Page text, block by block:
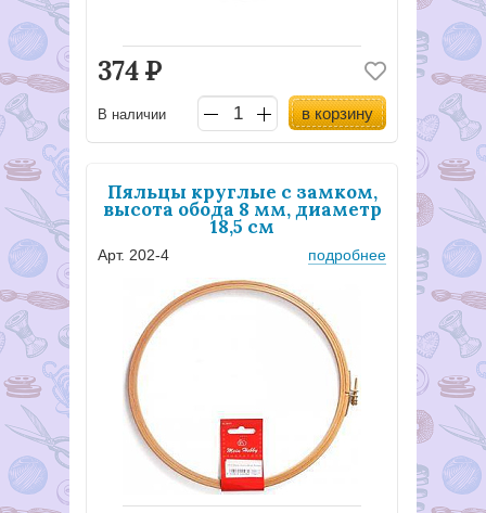
374Р
В наличии в корзину
Пяльцы круглые с замком,
высота обода 8 мм, диаметр
18,5 см
Арт. 202-4 подробнее